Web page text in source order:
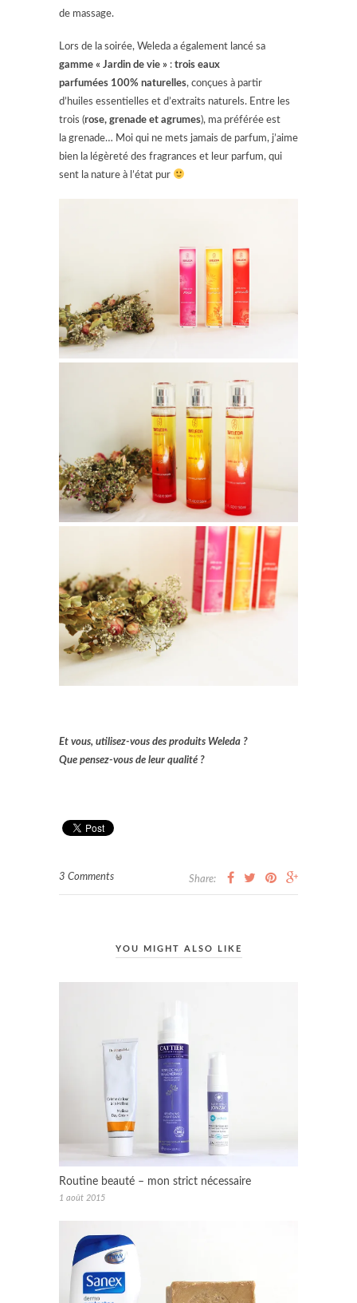
de massage.
Lors de la soirée, Weleda a également lancé sa
gamme « Jardin de vie » : trois eaux
parfumées 100% naturelles, conçues à partir
d’huiles essentielles et d’extraits naturels. Entre les
trois (rose, grenade et agrumes), ma préférée est
la grenade… Moi qui ne mets jamais de parfum, j’aime
bien la légèreté des fragrances et leur parfum, qui
sent la nature à l’état pur
Et vous, utilisez-vous des produits Weleda ?
Que pensez-vous de leur qualité ?
3 Comments Share:
YOU MIGHT ALSO LIKE
Routine beauté – mon strict nécessaire
1 août 2015